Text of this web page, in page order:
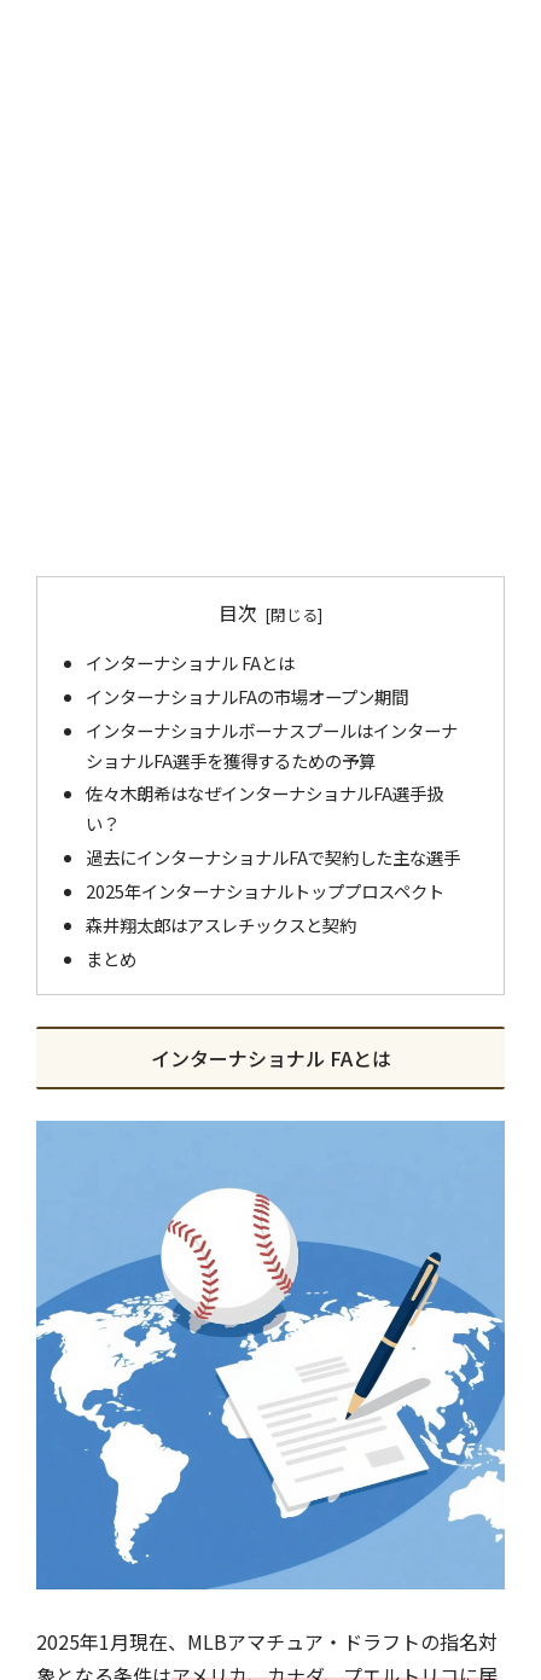
目次
インターナショナル FAとは
インターナショナルFAの市場オープン期間
インターナショナルボーナスプールはインターナ
ショナルFA選手を獲得するための予算
佐々木朗希はなぜインターナショナルFA選手扱
い？
過去にインターナショナルFAで契約した主な選手
2025年インターナショナルトッププロスペクト
森井翔太郎はアスレチックスと契約
まとめ
インターナショナル FAとは
2025年1月現在、MLBアマチュア・ドラフトの指名対